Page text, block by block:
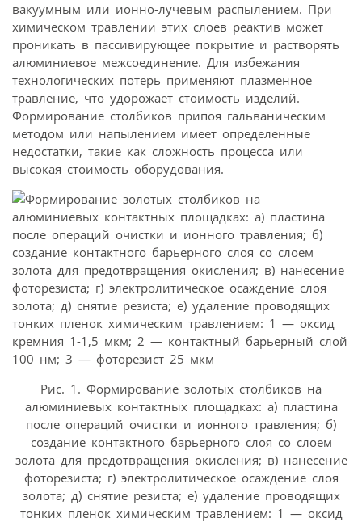
вакуумным или ионно-лучевым распылением. При
химическом травлении этих слоев реактив может
проникать в пассивирующее покрытие и растворять
алюминиевое межсоединение. Для избежания
технологических потерь применяют плазменное
травление, что удорожает стоимость изделий.
Формирование столбиков припоя гальваническим
методом или напылением имеет определенные
недостатки, такие как сложность процесса или
высокая стоимость оборудования.
Рис. 1. Формирование золотых столбиков на
алюминиевых контактных площадках: а) пластина
после операций очистки и ионного травления; б)
создание контактного барьерного слоя со слоем
золота для предотвращения окисления; в) нанесение
фоторезиста; г) электролитическое осаждение слоя
золота; д) снятие резиста; е) удаление проводящих
тонких пленок химическим травлением: 1 — оксид